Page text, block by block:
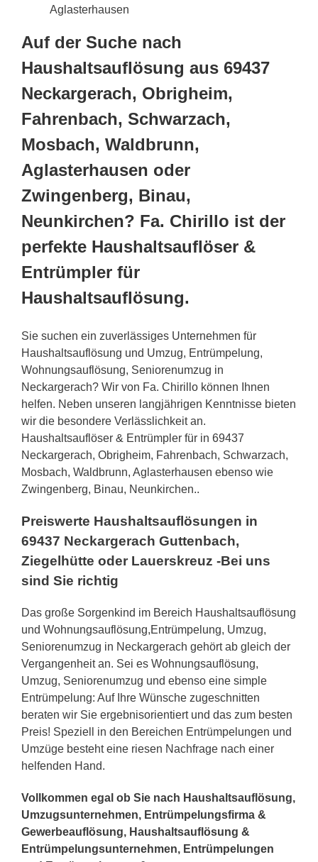
Aglasterhausen
Auf der Suche nach
Haushaltsauflösung aus 69437
Neckargerach, Obrigheim,
Fahrenbach, Schwarzach,
Mosbach, Waldbrunn,
Aglasterhausen oder
Zwingenberg, Binau,
Neunkirchen? Fa. Chirillo ist der
perfekte Haushaltsauflöser &
Entrümpler für
Haushaltsauflösung.
Sie suchen ein zuverlässiges Unternehmen für
Haushaltsauflösung und Umzug, Entrümpelung,
Wohnungsauflösung, Seniorenumzug in
Neckargerach? Wir von Fa. Chirillo können Ihnen
helfen. Neben unseren langjährigen Kenntnisse bieten
wir die besondere Verlässlichkeit an.
Haushaltsauflöser & Entrümpler für in 69437
Neckargerach, Obrigheim, Fahrenbach, Schwarzach,
Mosbach, Waldbrunn, Aglasterhausen ebenso wie
Zwingenberg, Binau, Neunkirchen..
Preiswerte Haushaltsauflösungen in
69437 Neckargerach Guttenbach,
Ziegelhütte oder Lauerskreuz -Bei uns
sind Sie richtig
Das große Sorgenkind im Bereich Haushaltsauflösung
und Wohnungsauflösung,Entrümpelung, Umzug,
Seniorenumzug in Neckargerach gehört ab gleich der
Vergangenheit an. Sei es Wohnungsauflösung,
Umzug, Seniorenumzug und ebenso eine simple
Entrümpelung: Auf Ihre Wünsche zugeschnitten
beraten wir Sie ergebnisorientiert und das zum besten
Preis! Speziell in den Bereichen Entrümpelungen und
Umzüge besteht eine riesen Nachfrage nach einer
helfenden Hand.
Vollkommen egal ob Sie nach Haushaltsauflösung,
Umzugsunternehmen, Entrümpelungsfirma &
Gewerbeauflösung, Haushaltsauflösung &
Entrümpelungsunternehmen, Entrümpelungen